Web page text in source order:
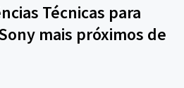
Técnicas para
mais próximos de